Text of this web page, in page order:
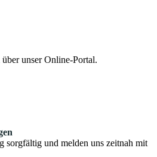
unser Online-Portal.
sorgfältig und melden uns zeitnah mit